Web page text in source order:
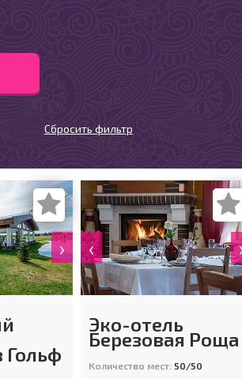
Сбросить фильтр
› ‹
Эко-отель
Березовая Роща
Количество мест: 50/50